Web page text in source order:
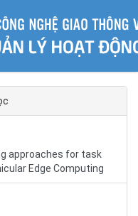
approaches for task
Edge Computing